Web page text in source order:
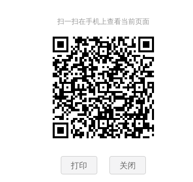
扫一扫在手机上查看当前页面
打印 关闭